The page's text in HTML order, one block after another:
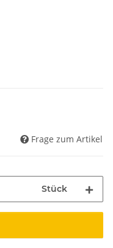
Frage zum Artikel
Stück